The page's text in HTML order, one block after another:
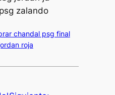
chandal psg final
roja